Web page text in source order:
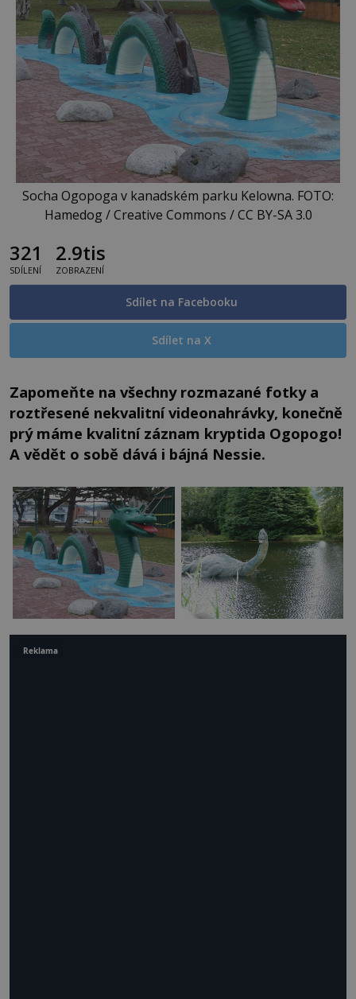
Socha Ogopoga v kanadském parku Kelowna. FOTO:
Hamedog / Creative Commons / CC BY-SA 3.0
321
SDÍLENÍ
2.9tis
ZOBRAZENÍ
Sdílet na Facebooku
Sdílet na X
Zapomeňte na všechny rozmazané fotky a
roztřesené nekvalitní videonahrávky, konečně
prý máme kvalitní záznam kryptida Ogopogo!
A vědět o sobě dává i bájná Nessie.
Reklama